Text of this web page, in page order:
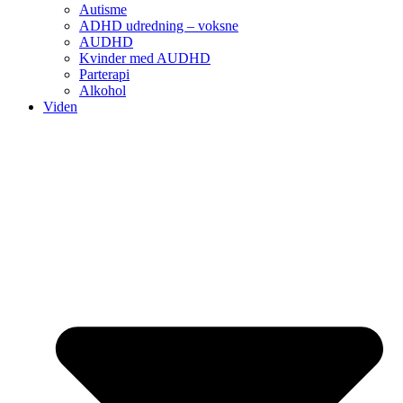
Autisme
ADHD udredning – voksne
AUDHD
Kvinder med AUDHD
Parterapi
Alkohol
Viden